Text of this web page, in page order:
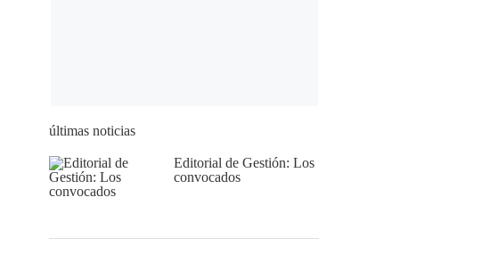
últimas noticias
Editorial de Gestión: Los
convocados